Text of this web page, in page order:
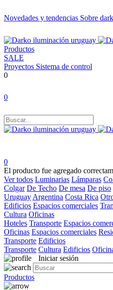
Novedades y tendencias Sobre
Productos
SALE
Proyectos Sistema de control
0
0
0
El producto fue agregado
Ver todos Luminarias Lámparas
Colgar De Techo De mesa De piso
Uruguay Argentina Costa Rica
Edificios Espacios comerciales
Cultura Oficinas
Hoteles Transporte Espacios
Oficinas Espacios comerciales
Transporte Edificios
Transporte Cultura Edificios
Iniciar sesión
Productos